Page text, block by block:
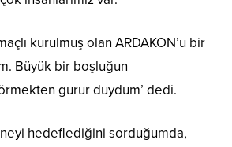
kurulmuş olan ARDAKON’u bir
Büyük bir boşluğun
gurur duydum’ dedi.
neyi hedeflediğini sorduğumda,